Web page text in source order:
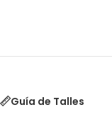
Guía de Talles